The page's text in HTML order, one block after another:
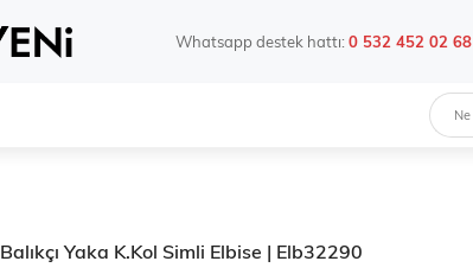
Whatsapp destek hattı:0 532 452 02 68
Balıkçı Yaka K.Kol Simli Elbise | Elb32290